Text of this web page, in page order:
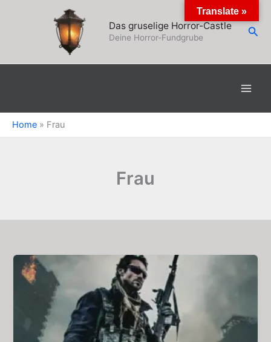
Das gruselige Horror-Castle
Deine Horror-Fundgrube
Home » Frau
Frau
Translate »